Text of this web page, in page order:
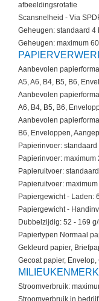
afbeeldingsrotatie
Scansnelheid - Via
Geheugen: standaard 4
Geheugen: maximum
Aanbevolen
A5, A6, B4, B5, B6,
Aanbevolen
A6, B4, B5, B6,
Aanbevolen
B6, Enveloppen,
Papierinvoer:
Papierinvoer: maximum
Papieruitvoer:
Papieruitvoer:
Papiergewicht - Laden:
Papiergewicht -
Dubbelzijdig: 52 - 169 g/
Papiertypen Normaal
Gekleurd papier,
Gecoat papier,
Stroomverbruik:
Stroomverbruik in